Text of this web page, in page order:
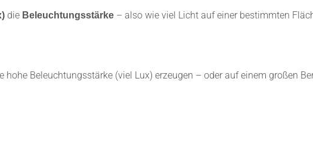
die Beleuchtungsstärke– also wie viel Licht auf einer bestimmten
Beleuchtungsstärke (viel Lux) erzeugen – oder auf einem großen